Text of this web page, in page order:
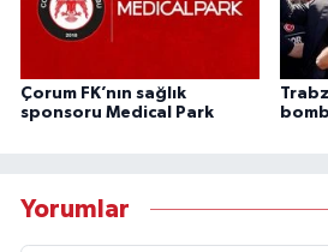
Çorum FK’nın sağlık
sponsoru Medical Park
Yorumlar